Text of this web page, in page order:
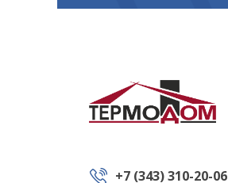
+7 (343) 310-20-06